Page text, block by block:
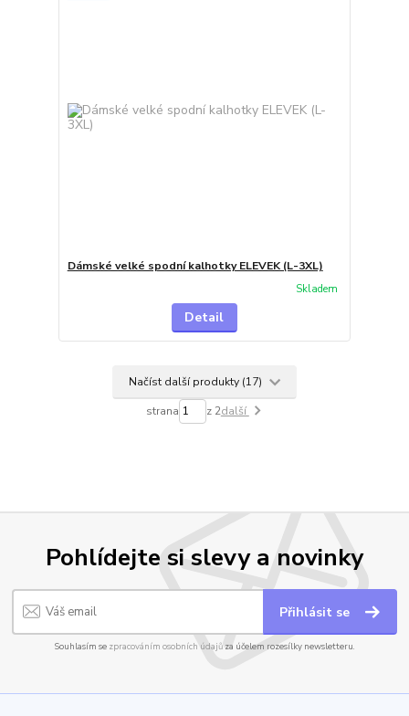
Dámské velké spodní kalhotky ELEVEK (L-3XL)
Skladem
Detail
Načíst další produkty (17)
strana z 2další
Pohlídejte si slevy a novinky
Přihlásit se
Souhlasím se zpracováním osobních údajůza účelem rozesílky newsletteru.